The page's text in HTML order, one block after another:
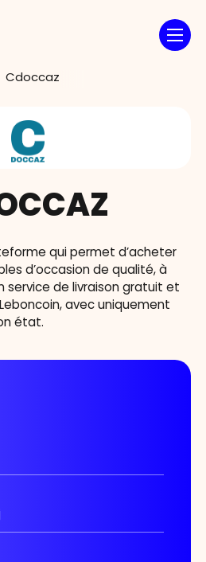
Cdoccaz
qui permet d’acheter
d’occasion de qualité, à
service de livraison gratuit et
avec uniquement
état.